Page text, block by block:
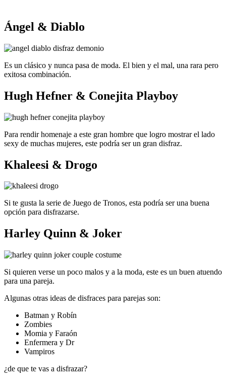
Ángel & Diablo
Es un clásico y nunca pasa de moda. El bien y el mal, una rara pero
exitosa combinación.
Hugh Hefner & Conejita Playboy
Para rendir homenaje a este gran hombre que logro mostrar el lado
sexy de muchas mujeres, este podría ser un gran disfraz.
Khaleesi & Drogo
Si te gusta la serie de Juego de Tronos, esta podría ser una buena
opción para disfrazarse.
Harley Quinn & Joker
Si quieren verse un poco malos y a la moda, este es un buen atuendo
para una pareja.
Algunas otras ideas de disfraces para parejas son:
Batman y Robín
Zombies
Momia y Faraón
Enfermera y Dr
Vampiros
¿de que te vas a disfrazar?